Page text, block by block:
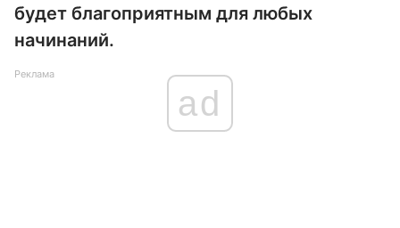
будет благоприятным для любых
начинаний.
Реклама
ad